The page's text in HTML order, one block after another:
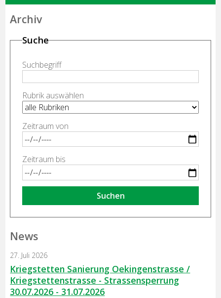
Archiv
Suche
Suchbegriff
Rubrik auswählen
Zeitraum von
Zeitraum bis
Suchen
News
Kriegstetten Sanierung Oekingenstrasse /
Kriegstettenstrasse - Strassensperrung
30.07.2026 - 31.07.2026
27. Juli 2026